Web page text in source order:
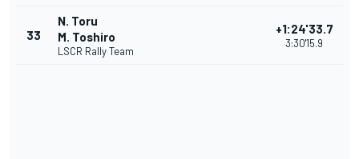
33
N. Toru
M. Toshiro
LSCR Rally Team
+1:24'33.7
3:30'15.9